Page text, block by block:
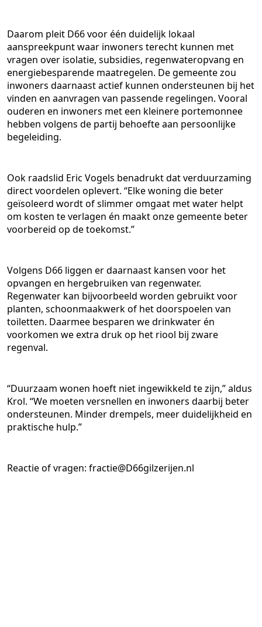
Daarom pleit D66 voor één duidelijk lokaal
aanspreekpunt waar inwoners terecht kunnen met
vragen over isolatie, subsidies, regenwateropvang en
energiebesparende maatregelen. De gemeente zou
inwoners daarnaast actief kunnen ondersteunen bij het
vinden en aanvragen van passende regelingen. Vooral
ouderen en inwoners met een kleinere portemonnee
hebben volgens de partij behoefte aan persoonlijke
begeleiding.
Ook raadslid Eric Vogels benadrukt dat verduurzaming
direct voordelen oplevert. “Elke woning die beter
geïsoleerd wordt of slimmer omgaat met water helpt
om kosten te verlagen én maakt onze gemeente beter
voorbereid op de toekomst.”
Volgens D66 liggen er daarnaast kansen voor het
opvangen en hergebruiken van regenwater.
Regenwater kan bijvoorbeeld worden gebruikt voor
planten, schoonmaakwerk of het doorspoelen van
toiletten. Daarmee besparen we drinkwater én
voorkomen we extra druk op het riool bij zware
regenval.
“Duurzaam wonen hoeft niet ingewikkeld te zijn,” aldus
Krol. “We moeten versnellen en inwoners daarbij beter
ondersteunen. Minder drempels, meer duidelijkheid en
praktische hulp.”
Reactie of vragen: fractie@D66gilzerijen.nl